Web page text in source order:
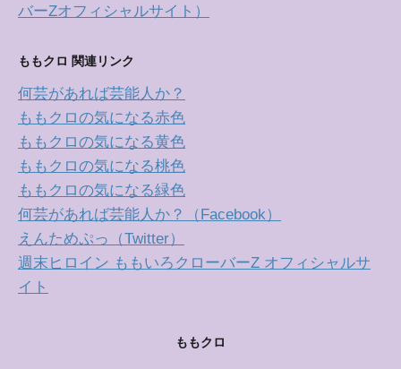
バーZオフィシャルサイト）
ももクロ 関連リンク
何芸があれば芸能人か？
ももクロの気になる赤色
ももクロの気になる黄色
ももクロの気になる桃色
ももクロの気になる緑色
何芸があれば芸能人か？（Facebook）
えんためぷっ（Twitter）
週末ヒロイン ももいろクローバーZ オフィシャルサ
イト
ももクロ